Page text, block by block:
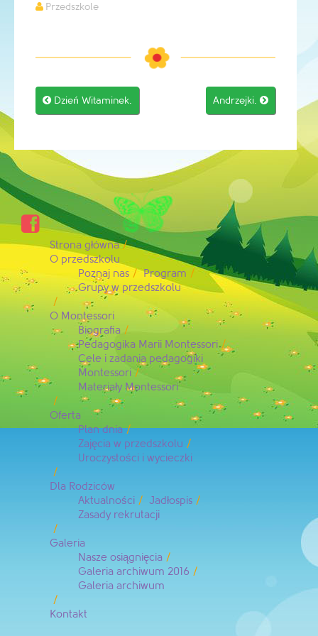
Przedszkole
Post
 Dzień Witaminek. Andrzejki. 

Strona główna
O przedszkolu
Poznaj nas
Program
Grupy w przedszkolu
O Montessori
Biografia
Pedagogika Marii Montessori
Cele i zadania pedagogiki
Montessori
Materiały Montessori
Oferta
Plan dnia
Zajęcia w przedszkolu
Uroczystości i wycieczki
Dla Rodziców
Aktualności
Jadłospis
Zasady rekrutacji
Galeria
Nasze osiągnięcia
Galeria archiwum 2016
Galeria archiwum
Kontakt